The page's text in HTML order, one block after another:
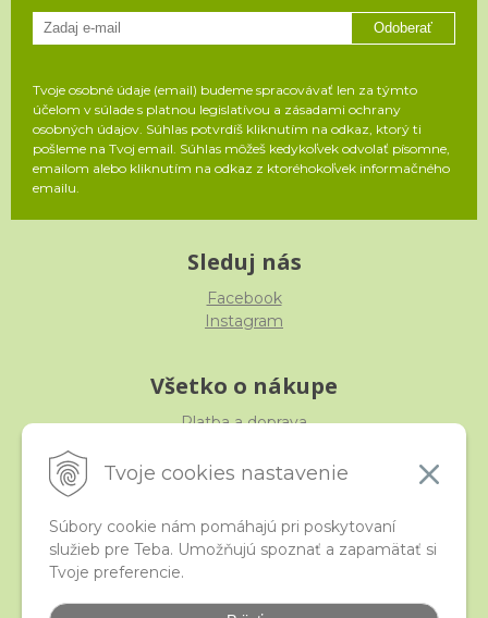
Tvoje cookies nastavenie
Súbory cookie nám pomáhajú pri poskytovaní
služieb pre Teba. Umožňujú spoznať a zapamätať si
Tvoje preferencie.
Odoberať
Tvoje osobné údaje (email) budeme spracovávať len za týmto
účelom v súlade s platnou legislatívou a zásadami ochrany
osobných údajov. Súhlas potvrdíš kliknutím na odkaz, ktorý ti
pošleme na Tvoj email. Súhlas môžeš kedykoľvek odvolať písomne,
emailom alebo kliknutím na odkaz z ktoréhokoľvek informačného
emailu.
Sleduj nás
Facebook
Instagram
Všetko o nákupe
Platba a doprava
Obchodné podmienky
iStraka